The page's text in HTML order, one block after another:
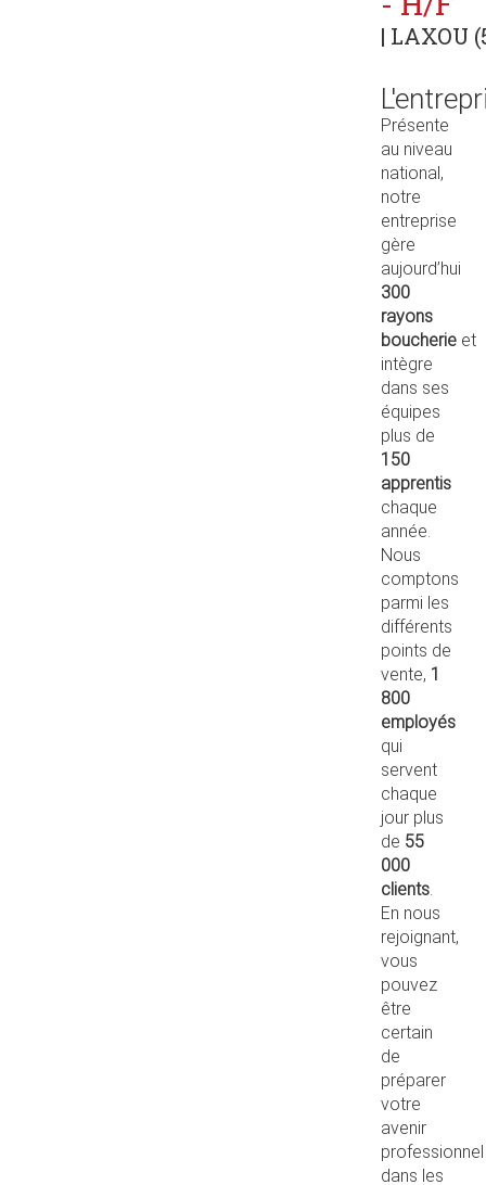
| LAXOU
Présente
au niveau
national,
notre
entreprise
gère
aujourd’hui
300
rayons
boucherie et
intègre
dans ses
équipes
plus de
150
apprentis
chaque
année.
Nous
comptons
parmi les
différents
points de
vente, 1
800
employés
qui
servent
chaque
jour plus
de 55
000
clients.
En nous
rejoignant,
vous
pouvez
être
certain
de
préparer
votre
avenir
professionnel
dans les